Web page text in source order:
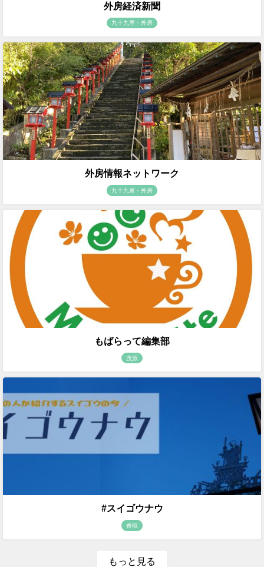
外房経済新聞
九十九里・外房
外房情報ネットワーク
九十九里・外房
もばらって編集部
茂原
#スイゴウナウ
香取
もっと見る